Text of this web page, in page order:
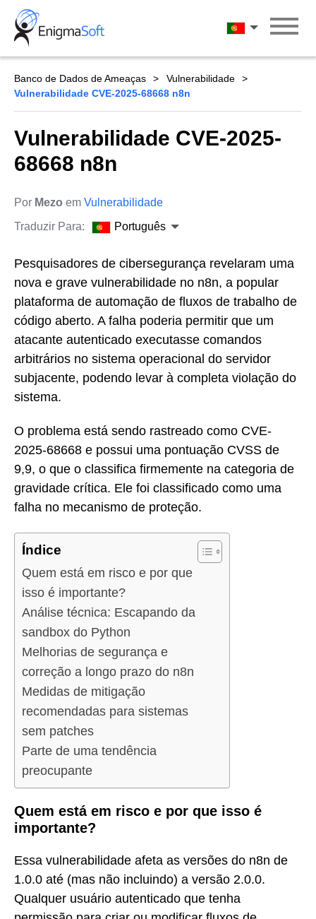
Skip
content
Português
Banco de Dados de Ameaças
Vulnerabilidade
Vulnerabilidade CVE-2025-68668 n8n
Vulnerabilidade CVE-2025-
68668 n8n
Por Mezo em Vulnerabilidade
Traduzir Para:
Português
Pesquisadores de cibersegurança revelaram uma
nova e grave vulnerabilidade no n8n, a popular
plataforma de automação de fluxos de trabalho de
código aberto. A falha poderia permitir que um
atacante autenticado executasse comandos
arbitrários no sistema operacional do servidor
subjacente, podendo levar à completa violação do
sistema.
O problema está sendo rastreado como CVE-
2025-68668 e possui uma pontuação CVSS de
9,9, o que o classifica firmemente na categoria de
gravidade crítica. Ele foi classificado como uma
falha no mecanismo de proteção.
Índice
Quem está em risco e por que
isso é importante?
Análise técnica: Escapando da
sandbox do Python
Melhorias de segurança e
correção a longo prazo do n8n
Medidas de mitigação
recomendadas para sistemas
sem patches
Parte de uma tendência
preocupante
Quem está em risco e por que isso é
importante?
Essa vulnerabilidade afeta as versões do n8n de
1.0.0 até (mas não incluindo) a versão 2.0.0.
Qualquer usuário autenticado que tenha